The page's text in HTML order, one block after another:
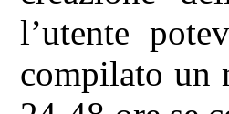
l’utente
compilato un